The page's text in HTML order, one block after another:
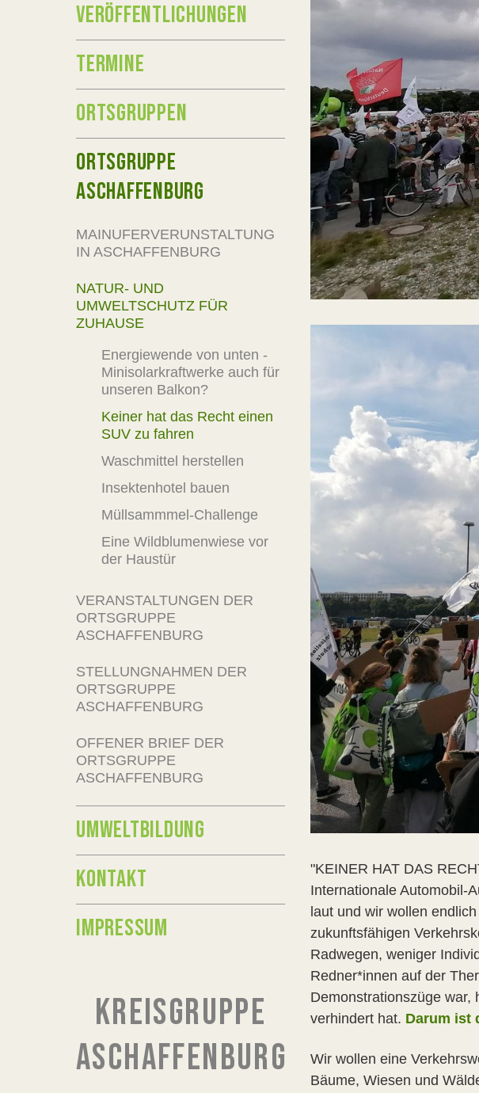
"KEINER HAT DAS
Internationale Automobil-
laut und wir wollen
zukunftsfähigen
Radwegen, weniger
Redner*innen auf der
Demonstrationszüge war,
verhindert hat. Darum ist
Wir wollen eine
Bäume, Wiesen und
VERÖFFENTLICHUNGEN
TERMINE
ORTSGRUPPEN
ORTSGRUPPE
ASCHAFFENBURG
MAINUFERVERUNSTALTUNG
IN ASCHAFFENBURG
NATUR- UND
UMWELTSCHUTZ FÜR
ZUHAUSE
Energiewende von unten -
Minisolarkraftwerke auch für
unseren Balkon?
Keiner hat das Recht einen
SUV zu fahren
Waschmittel herstellen
Insektenhotel bauen
Müllsammmel-Challenge
Eine Wildblumenwiese vor
der Haustür
VERANSTALTUNGEN DER
ORTSGRUPPE
ASCHAFFENBURG
STELLUNGNAHMEN DER
ORTSGRUPPE
ASCHAFFENBURG
OFFENER BRIEF DER
ORTSGRUPPE
ASCHAFFENBURG
UMWELTBILDUNG
KONTAKT
IMPRESSUM
KREISGRUPPE
ASCHAFFENBURG